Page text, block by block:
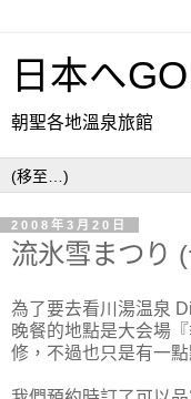
日本へ
朝聖各地溫泉旅館
2008年3月20日
流氷雪まつり
為了要去看川湯温泉
晚餐的地點是大会場
修，不過也只是有一點